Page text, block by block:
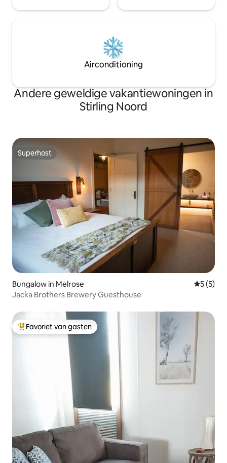
Airconditioning
Andere geweldige vakantiewoningen in
Stirling Noord
Superhost
Superhost
Bungalow in Melrose
5 (5)
Jacka Brothers Brewery Guesthouse
Topfavoriet van gasten
Favoriet van gasten